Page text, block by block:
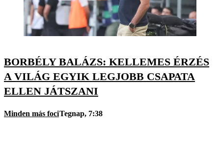
BORBÉLY BALÁZS: KELLEMES ÉRZÉS
A VILÁG EGYIK LEGJOBB CSAPATA
ELLEN JÁTSZANI
Minden más fociTegnap, 7:38